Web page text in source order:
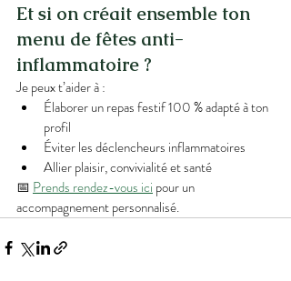
Et si on créait ensemble ton
menu de fêtes anti-
inflammatoire ?
Je peux t’aider à :
Élaborer un repas festif 100 % adapté à ton
profil
Éviter les déclencheurs inflammatoires
Allier plaisir, convivialité et santé
📅 Prends rendez-vous ici pour un
accompagnement personnalisé.